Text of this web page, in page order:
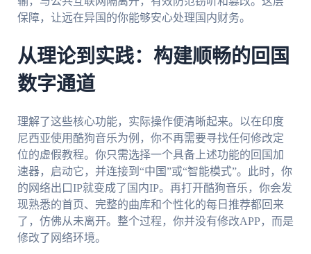
保障，让远在异国的你能够安心处理国内财务。
从理论到实践：构建顺畅的回国
数字通道
理解了这些核心功能，实际操作便清晰起来。以在印度
尼西亚使用酷狗音乐为例，你不再需要寻找任何修改定
位的虚假教程。你只需选择一个具备上述功能的回国加
速器，启动它，并连接到“中国”或“智能模式”。此时，你
的网络出口IP就变成了国内IP。再打开酷狗音乐，你会发
现熟悉的首页、完整的曲库和个性化的每日推荐都回来
了，仿佛从未离开。整个过程，你并没有修改APP，而是
修改了网络环境。